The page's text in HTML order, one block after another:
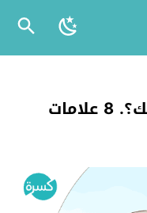
كيف تعرف ان البنت لا تحبك؟. 8 علامات